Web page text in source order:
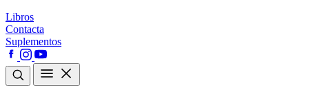
Libros
Contacta
Suplementos